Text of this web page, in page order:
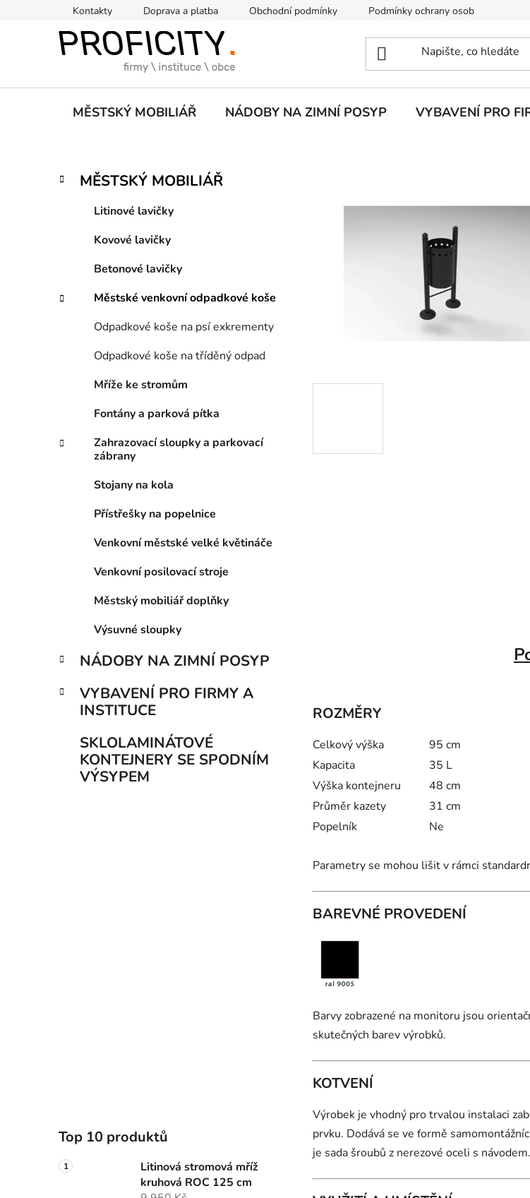
Kontakty Doprava a platba Obchodní podmínky Podmínky ochrany osobních údajů
MĚSTSKÝ MOBILIÁŘ NÁDOBY NA ZIMNÍ POSYP VYBAVENÍ PRO
P
n
Přeskočit
kategorie
K
a
e
MĚSTSKÝ MOBILIÁŘ
Litinové lavičky
Kovové lavičky
Betonové lavičky
Městské venkovní odpadkové koše
Odpadkové koše na psí exkrementy
Odpadkové koše na tříděný odpad
Mříže ke stromům
Fontány a parková pítka
Zahrazovací sloupky a parkovací
zábrany
Stojany na kola
Přístřešky na popelnice
Venkovní městské velké květináče
Venkovní posilovací stroje
Městský mobiliář doplňky
Výsuvné sloupky
NÁDOBY NA ZIMNÍ POSYP
VYBAVENÍ PRO FIRMY A
INSTITUCE
SKLOLAMINÁTOVÉ
KONTEJNERY SE SPODNÍM
VÝSYPEM
Top 10 produktů
Litinová stromová mříž
kruhová ROC 125 cm
ROZMĚRY
Celkový výška
95 cm
Kapacita
35 L
Výška kontejneru
48 cm
Průměr kazety
31 cm
Popelník
Ne
Parametry se mohou lišit v rámci
BAREVNÉ PROVEDENÍ
Barvy zobrazené na monitoru jsou
skutečných barev výrobků.
KOTVENÍ
Výrobek je vhodný pro trvalou instalaci
prvku. Dodává se ve formě
je sada šroubů z nerezové oceli s návodem.